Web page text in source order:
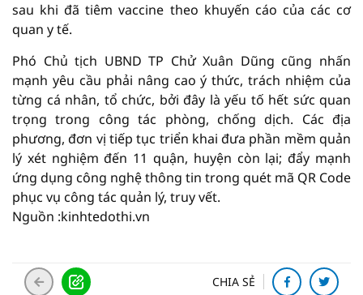
sau khi đã tiêm vaccine theo khuyến cáo của các cơ
quan y tế.
Phó Chủ tịch UBND TP Chử Xuân Dũng cũng nhấn
mạnh yêu cầu phải nâng cao ý thức, trách nhiệm của
từng cá nhân, tổ chức, bởi đây là yếu tố hết sức quan
trọng trong công tác phòng, chống dịch. Các địa
phương, đơn vị tiếp tục triển khai đưa phần mềm quản
lý xét nghiệm đến 11 quận, huyện còn lại; đẩy mạnh
ứng dụng công nghệ thông tin trong quét mã QR Code
phục vụ công tác quản lý, truy vết.
Nguồn :kinhtedothi.vn
CHIA SẺ